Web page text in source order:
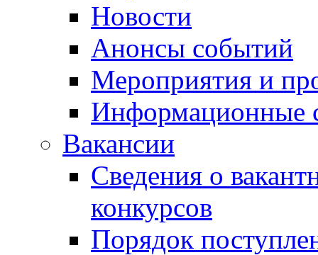
Новости
Анонсы событий
Мероприятия и
Информационные
Вакансии
Сведения о
конкурсов
Порядок